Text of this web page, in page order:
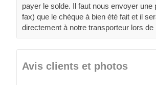
payer le solde. Il faut nous envoyer une
fax) que le chèque à bien été fait et il
directement à notre transporteur lors de
Avis clients et photos